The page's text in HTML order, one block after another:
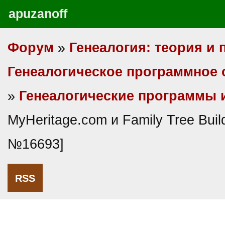
apuzanoff
Форум » Генеалогия: теория и
Генеалогическое программное
» Генеалогические программы
MyHeritage.com и Family Tree
№16693]
RSS